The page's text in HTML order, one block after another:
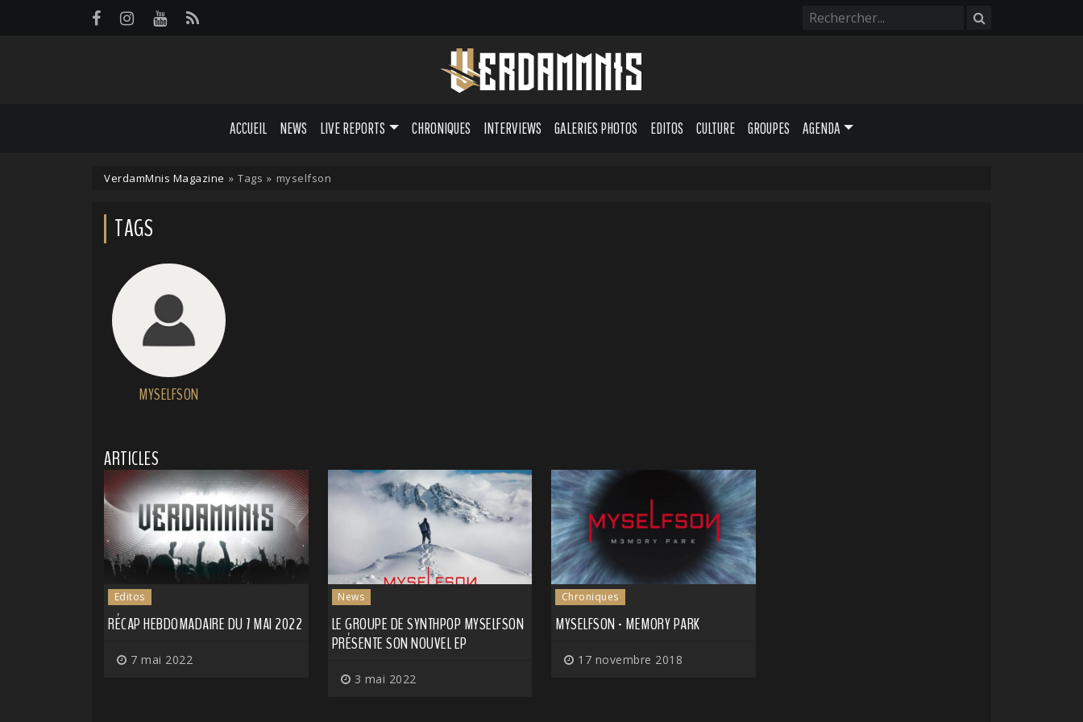
ACCUEIL NEWS LIVE REPORTS CHRONIQUES INTERVIEWS GALERIES PHOTOS EDITOS CULTURE GROUPES AGENDA
VerdamMnis Magazine » Tags » myselfson
TAGS
MYSELFSON
ARTICLES
Editos
RÉCAP HEBDOMADAIRE DU 7 MAI 2022
7 mai 2022
News
LE GROUPE DE SYNTHPOP MYSELFSON
PRÉSENTE SON NOUVEL EP
3 mai 2022
Chroniques
MYSELFSON - MEMORY PARK
17 novembre 2018
Panneau de gestion des cookies